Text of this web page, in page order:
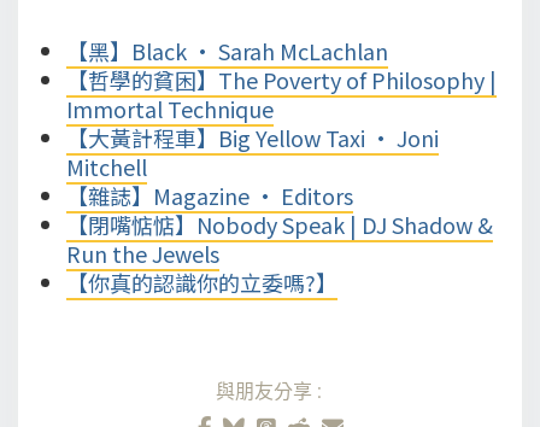
【黑】Black • Sarah McLachlan
【哲學的貧困】The Poverty of Philosophy |
Immortal Technique
【大黃計程車】Big Yellow Taxi • Joni
Mitchell
【雜誌】Magazine • Editors
【閉嘴惦惦】Nobody Speak | DJ Shadow &
Run the Jewels
【你真的認識你的立委嗎?】
與朋友分享: